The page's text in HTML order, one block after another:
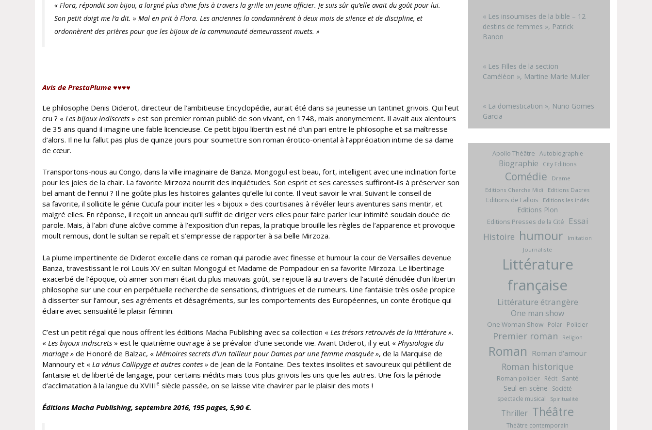
« Flora, répondit son bijou, a lorgné plus d’une fois à travers la grille un jeune officier. Je suis sûr qu’elle avait du goût pour lui.
Son petit doigt me l’a dit. » Mal en prit à Flora. Les anciennes la condamnèrent à deux mois de silence et de discipline, et
ordonnèrent des prières pour que les bijoux de la communauté demeurassent muets. »
Avis de PrestaPlume ♥♥♥♥
Le philosophe Denis Diderot, directeur de l’ambitieuse Encyclopédie, aurait été dans sa jeunesse un tantinet grivois. Qui l’eut
cru ? « Les bijoux indiscrets » est son premier roman publié de son vivant, en 1748, mais anonymement. Il avait aux alentours
de 35 ans quand il imagine une fable licencieuse. Ce petit bijou libertin est né d’un pari entre le philosophe et sa maîtresse
d’alors. Il ne lui fallut pas plus de quinze jours pour soumettre son roman érotico-oriental à l’appréciation intime de sa dame
de cœur.
Transportons-nous au Congo, dans la ville imaginaire de Banza. Mongogul est beau, fort, intelligent avec une inclination forte
pour les joies de la chair. La favorite Mirzoza nourrit des inquiétudes. Son esprit et ses caresses suffiront-ils à préserver son
bel amant de l’ennui ? Il ne goûte plus les histoires galantes qu’elle lui conte. Il veut savoir le vrai. Suivant le conseil de
sa favorite, il sollicite le génie Cucufa pour inciter les « bijoux » des courtisanes à révéler leurs aventures sans mentir, et
malgré elles. En réponse, il reçoit un anneau qu’il suffit de diriger vers elles pour faire parler leur intimité soudain douée de
parole. Mais, à l’abri d’une alcôve comme à l’exposition d’un repas, la pratique brouille les règles de l’apparence et provoque
moult remous, dont le sultan se repaît et s’empresse de rapporter à sa belle Mirzoza.
La plume impertinente de Diderot excelle dans ce roman qui parodie avec finesse et humour la cour de Versailles devenue
Banza, travestissant le roi Louis XV en sultan Mongogul et Madame de Pompadour en sa favorite Mirzoza. Le libertinage
exacerbé de l’époque, où aimer son mari était du plus mauvais goût, se rejoue là au travers de l’acuité dénudée d’un libertin
philosophe sur une cour en perpétuelle recherche de sensations, d’intrigues et de rumeurs. Une fantaisie très osée propice
à disserter sur l’amour, ses agréments et désagréments, sur les comportements des Européennes, un conte érotique qui
éclaire avec sensualité le plaisir féminin.
C’est un petit régal que nous offrent les éditions Macha Publishing avec sa collection « Les trésors retrouvés de la littérature ».
« Les bijoux indiscrets » est le quatrième ouvrage à se prévaloir d’une seconde vie. Avant Diderot, il y eut « Physiologie du
mariage » de Honoré de Balzac, « Mémoires secrets d’un tailleur pour Dames par une femme masquée », de la Marquise de
Mannoury et « La vénus Callipyge et autres contes » de Jean de la Fontaine. Des textes insolites et savoureux qui pétillent de
fantaisie et de liberté de langage, pour certains inédits mais tous plus grivois les uns que les autres. Une fois la période
d’acclimatation à la langue du XVIII e siècle passée, on se laisse vite chavirer par le plaisir des mots !
Éditions Macha Publishing, septembre 2016, 195 pages, 5,90 €.
« Les insoumises de la bible – 12
destins de femmes », Patrick
Banon
« Les Filles de la section
Caméléon », Martine Marie Muller
« La domestication », Nuno Gomes
Garcia
Apollo Théâtre Autobiographie
Biographie City Editions
Comédie
Drame
Editions Cherche Midi
Editions Dacres
Editions de Fallois Editions les indés
Editions Plon
Editions Presses de la Cité Essai
Histoire humour
Imitation
Journaliste
Littérature
française
Littérature étrangère
One man show
One Woman Show Polar Policier
Premier roman Religion
Roman Roman d'amour
Roman historique
Roman policier Récit Santé
Seul-en-scène
Société
spectacle musical
Spiritualité
Thriller Théâtre
Théâtre contemporain